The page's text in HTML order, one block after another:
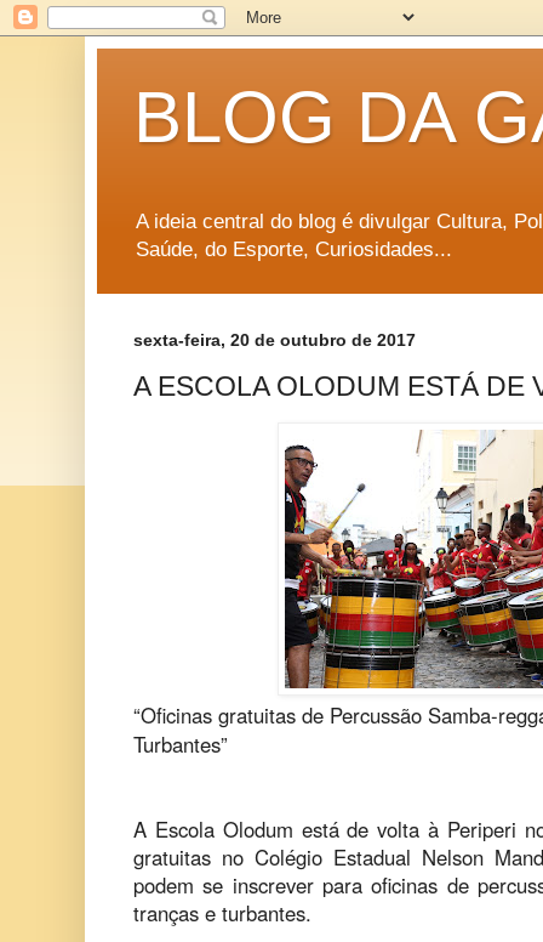
BLOG DA
A ideia central do blog é divulgar Cultura,
Saúde, do Esporte, Curiosidades...
sexta-feira, 20 de outubro de 2017
A ESCOLA OLODUM ESTÁ DE
“Oficinas gratuitas de Percussão Samba-
Turbantes”
A Escola Olodum está de volta à Periperi
gratuitas no Colégio Estadual Nelson
podem se inscrever para oficinas de
tranças e turbantes.